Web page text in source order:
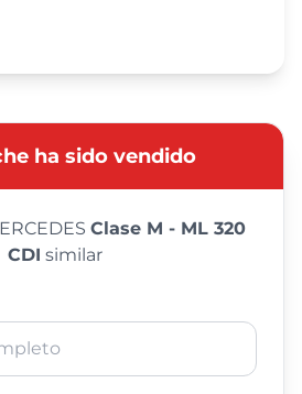
ha sido vendido
Clase M - ML 320
CDI similar